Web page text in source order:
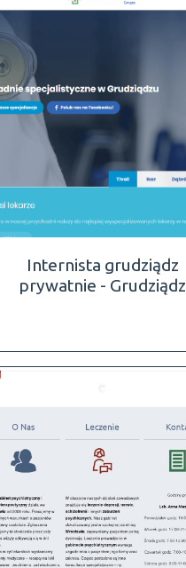
Internista grudziądz
prywatnie - Grudziądz